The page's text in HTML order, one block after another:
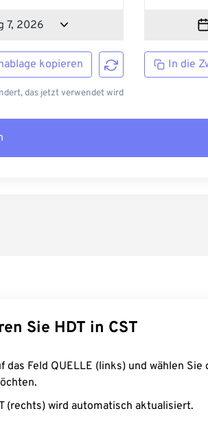
kopieren
das jetzt verwendet wird
In die
Sie HDT in CST
das Feld QUELLE (links) und wählen
(rechts) wird automatisch aktualisiert.